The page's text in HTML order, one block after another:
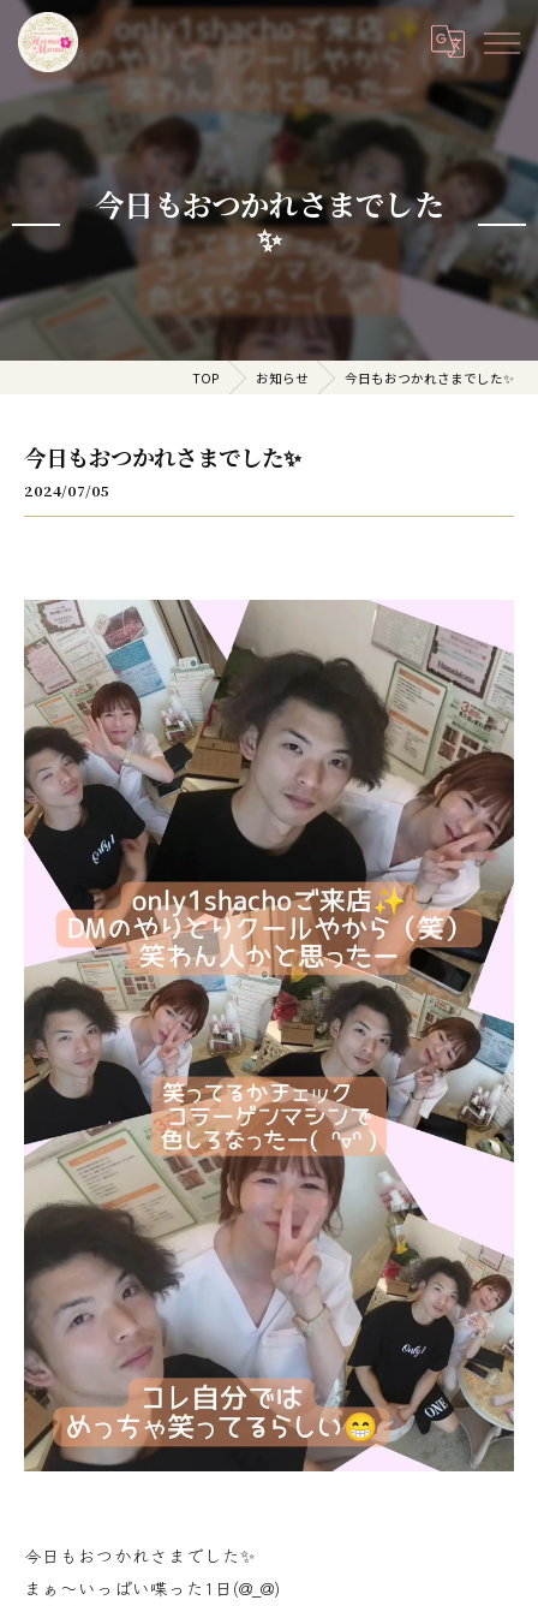
今日もおつかれさまでした
✨
TOP お知らせ 今日もおつかれさまでした✨
今日もおつかれさまでした✨
2024/07/05
今日もおつかれさまでした✨
まぁ〜いっぱい喋った1日(@_@)